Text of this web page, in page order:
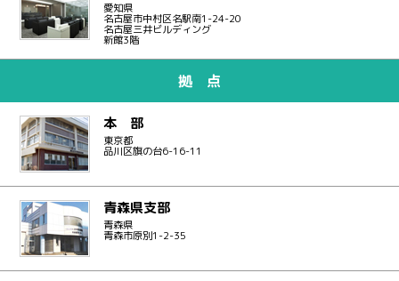
愛知県
名古屋市中村区名駅南1-24-20
名古屋三井ビルディング
新館3階
拠 点
本 部
東京都
品川区旗の台6-16-11
青森県支部
青森県
青森市原別1-2-35